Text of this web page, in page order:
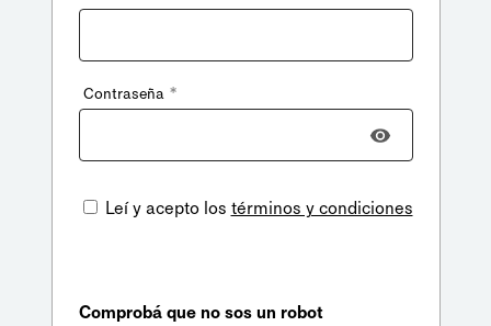
Contraseña *
Leí y acepto los términos y condiciones
Comprobá que no sos un robot